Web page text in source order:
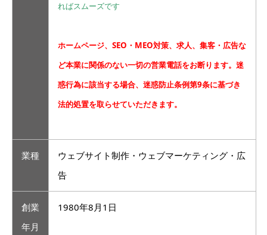
ればスムーズです
ホームページ、SEO・MEO対策、求人、集客・広告な
ど本業に関係のない一切の営業電話をお断ります。迷
惑行為に該当する場合、迷惑防止条例第9条に基づき
法的処置を取らせていただきます。
業種
ウェブサイト制作・ウェブマーケティング・広
告
創業
年月
1980年8月1日